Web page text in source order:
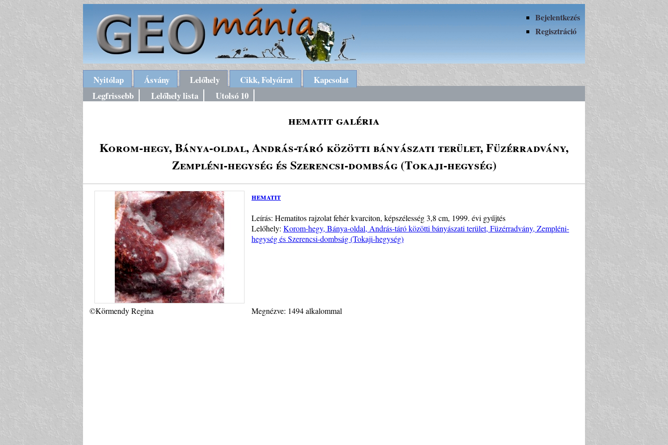
Bejelentkezés
Regisztráció
Nyitólap Ásvány Lelőhely Cikk, Folyóirat
Kapcsolat
Legfrissebb
Lelőhely lista Utolsó 10
hematit galéria
Korom-hegy, Bánya-oldal, András-táró közötti bányászati terület, Füzérradvány,
Zempléni-hegység és Szerencsi-dombság (Tokaji-hegység)
hematit
Leírás: Hematitos rajzolat fehér kvarciton, képszélesség 3,8 cm, 1999. évi gyűjtés
Lelőhely: Korom-hegy, Bánya-oldal, András-táró közötti bányászati terület, Füzérradvány, Zempléni-
hegység és Szerencsi-dombság (Tokaji-hegység)
©Körmendy Regina Megnézve: 1494 alkalommal